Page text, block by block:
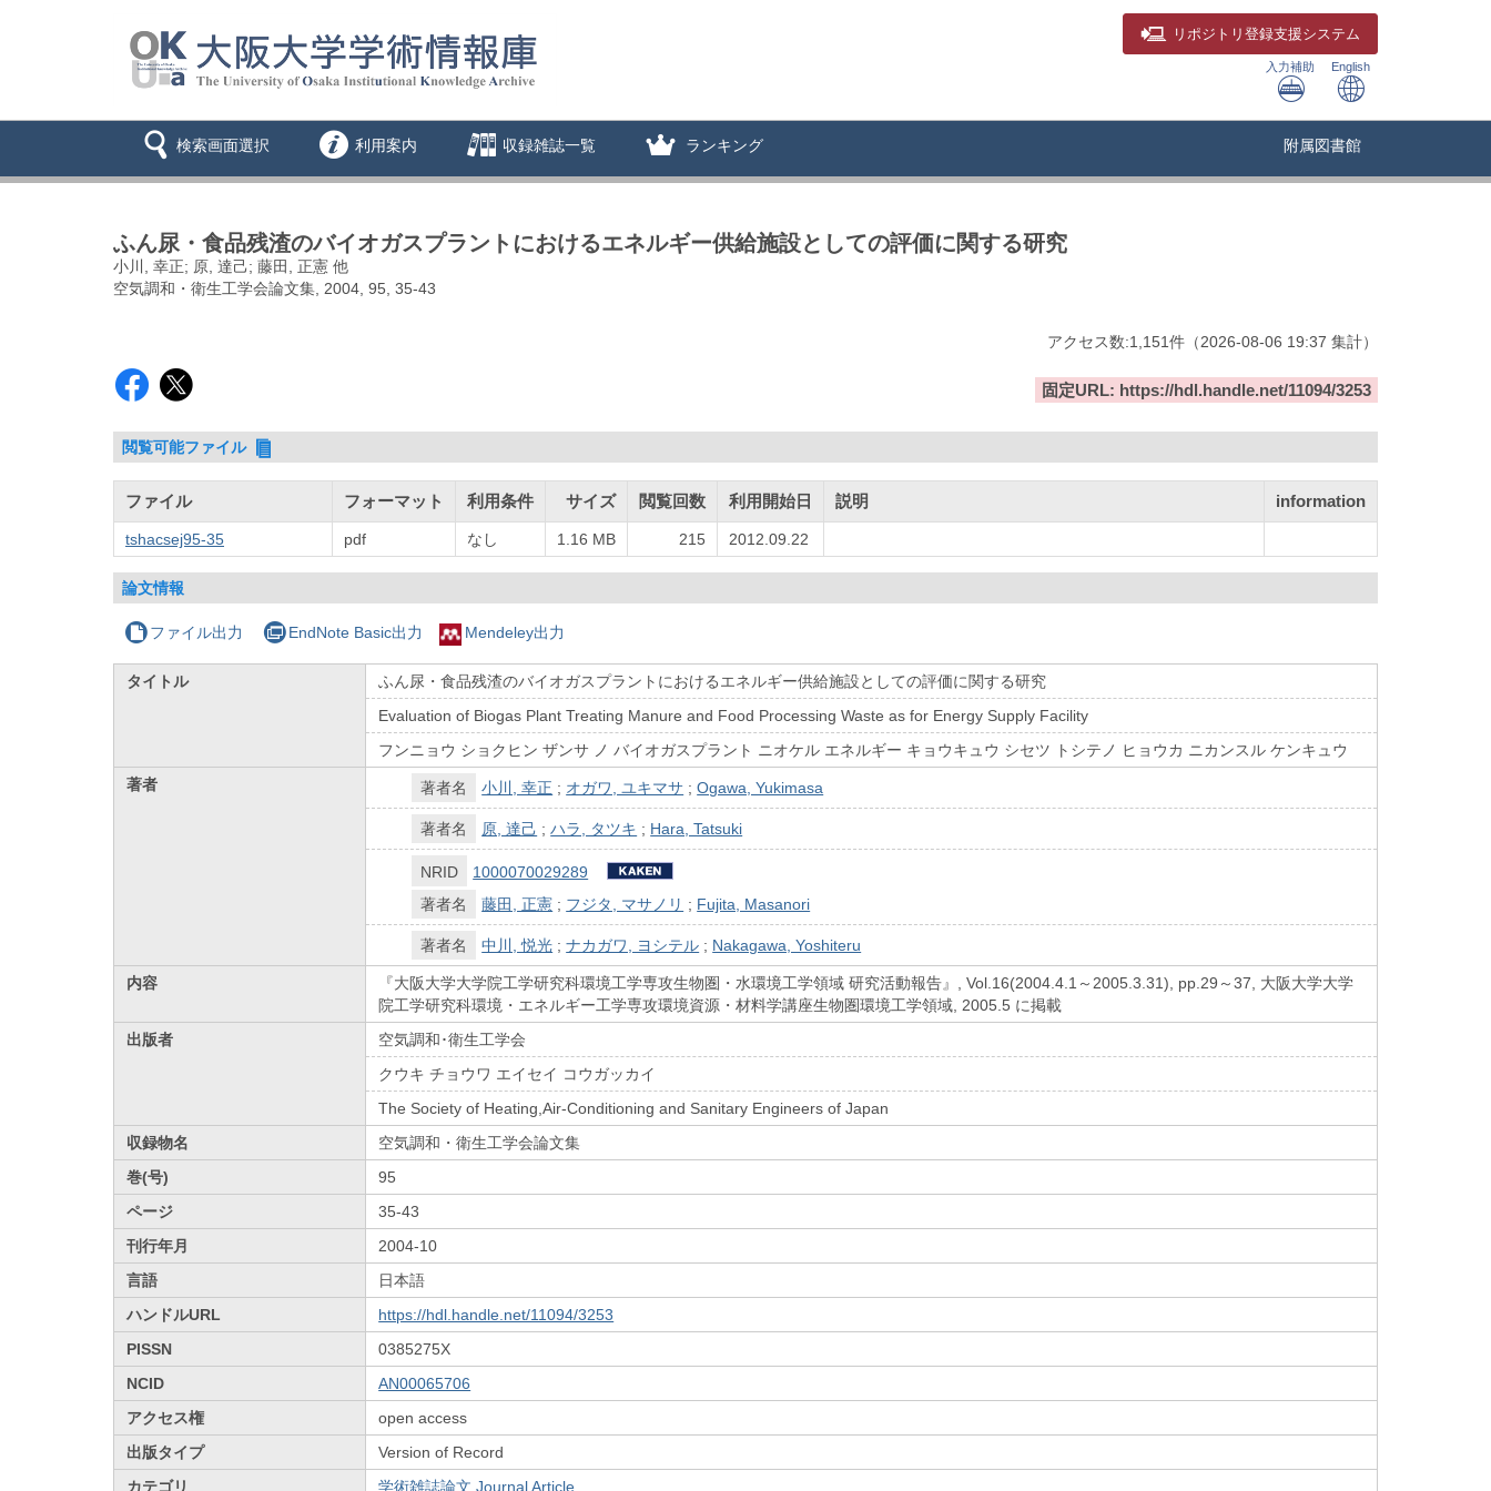
リポジトリ 登録支援システム
入力補助 English
検索画面選択 利用案内 収録雑誌一覧 ランキング 附属図書館
ふん尿・食品残渣のバイオガスプラントにおけるエネルギー供給施設としての評価に関する研究
小川, 幸正; 原, 達己; 藤田, 正憲 他
空気調和・衛生工学会論文集, 2004, 95, 35-43
アクセス数:1,151件 （2026-08-06 19:37 集計）
固定URL: https://hdl.handle.net/11094/3253
閲覧可能ファイル
ファイル フォーマット 利用条件 サイズ 閲覧回数 利用開始日 説明 information
tshacsej95-35 pdf なし 1.16 MB 215 2012.09.22
論文情報
ファイル出力 EndNote Basic出力 Mendeley出力
タイトル
ふん尿・食品残渣のバイオガスプラントにおけるエネルギー供給施設としての評価に関する研究
Evaluation of Biogas Plant Treating Manure and Food Processing Waste as for Energy Supply Facility
フンニョウ ショクヒン ザンサ ノ バイオガスプラント ニオケル エネルギー キョウキュウ シセツ トシテノ ヒョウカ ニカンスル ケンキュウ
著者
著者名 小川, 幸正 ; オガワ, ユキマサ ;Ogawa, Yukimasa
著者名 原, 達己 ;ハラ, タツキ ; Hara, Tatsuki
NRID
1000070029289
著者名
藤田, 正憲 ; フジタ, マサノリ ; Fujita, Masanori
著者名 中川, 悦光 ;ナカガワ, ヨシテル ; Nakagawa, Yoshiteru
内容
『大阪大学大学院工学研究科環境工学専攻生物圏・水環境工学領域 研究活動報告』, Vol.16(2004.4.1～2005.3.31), pp.29～37, 大阪大学大学
院工学研究科環境・エネルギー工学専攻環境資源・材料学講座生物圏環境工学領域, 2005.5 に掲載
出版者
空気調和･衛生工学会
クウキ チョウワ エイセイ コウガッカイ
The Society of Heating,Air-Conditioning and Sanitary Engineers of Japan
収録物名
空気調和・衛生工学会論文集
巻(号)
95
ページ
35-43
刊行年月
2004-10
言語
日本語
ハンドルURL
https://hdl.handle.net/11094/3253
PISSN
0385275X
NCID
AN00065706
アクセス権
open access
出版タイプ
Version of Record
カテゴリ
学術雑誌論文 Journal Article